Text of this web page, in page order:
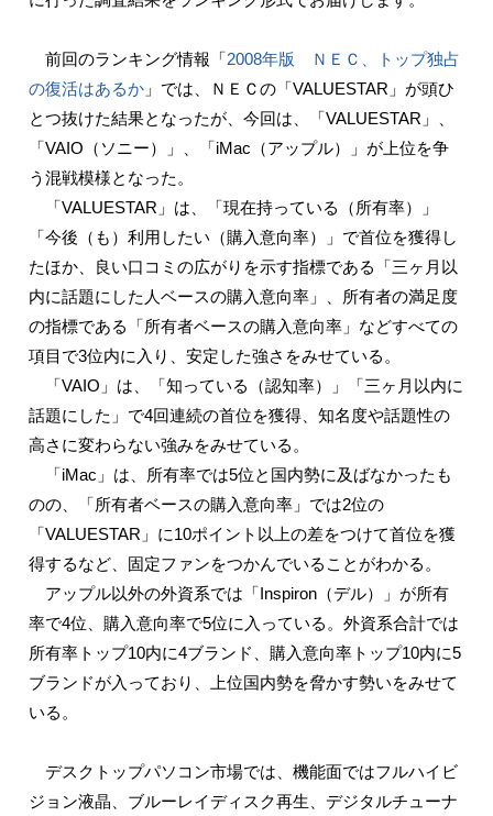
前回のランキング情報「2008年版 ＮＥＣ、トップ独占
の復活はあるか 」では、ＮＥＣの「VALUESTAR」が頭ひ
とつ抜けた結果となったが、今回は、「VALUESTAR」、
「VAIO（ソニー）」、「iMac（アップル）」が上位を争
う混戦模様となった。
「VALUESTAR」は、「現在持っている（所有率）」
「今後（も）利用したい（購入意向率）」で首位を獲得し
たほか、良い口コミの広がりを示す指標である「三ヶ月以
内に話題にした人ベースの購入意向率」、所有者の満足度
の指標である「所有者ベースの購入意向率」などすべての
項目で3位内に入り、安定した強さをみせている。
「VAIO」は、「知っている（認知率）」「三ヶ月以内に
話題にした」で4回連続の首位を獲得、知名度や話題性の
高さに変わらない強みをみせている。
「iMac」は、所有率では5位と国内勢に及ばなかったも
のの、「所有者ベースの購入意向率」では2位の
「VALUESTAR」に10ポイント以上の差をつけて首位を獲
得するなど、固定ファンをつかんでいることがわかる。
アップル以外の外資系では「Inspiron（デル）」が所有
率で4位、購入意向率で5位に入っている。外資系合計では
所有率トップ10内に4ブランド、購入意向率トップ10内に5
ブランドが入っており、上位国内勢を脅かす勢いをみせて
いる。
デスクトップパソコン市場では、機能面ではフルハイビ
ジョン液晶、ブルーレイディスク再生、デジタルチューナ